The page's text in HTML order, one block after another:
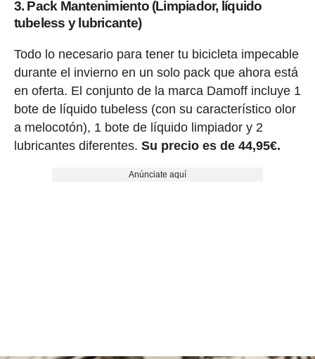
3. Pack Mantenimiento (Limpiador, líquido
tubeless y lubricante)
Todo lo necesario para tener tu bicicleta impecable
durante el invierno en un solo pack que ahora está
en oferta. El conjunto de la marca Damoff incluye 1
bote de líquido tubeless (con su característico olor
a melocotón), 1 bote de líquido limpiador y 2
lubricantes diferentes. Su precio es de 44,95€.
Anúnciate aquí